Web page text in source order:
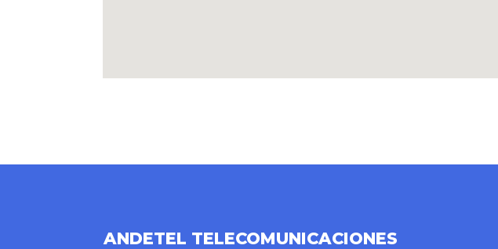
ANDETEL TELECOMUNICACIONES